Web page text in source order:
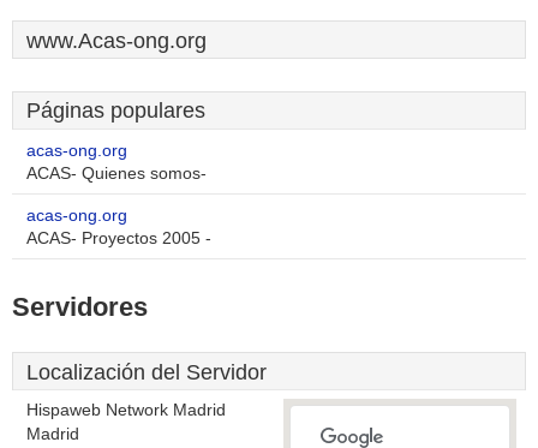
www.Acas-ong.org
Páginas populares
acas-ong.org
ACAS- Quienes somos-
acas-ong.org
ACAS- Proyectos 2005 -
Servidores
Localización del Servidor
Hispaweb Network Madrid
Madrid